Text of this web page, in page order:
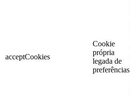
acceptCookies
Cookie
própria
legada de
preferências